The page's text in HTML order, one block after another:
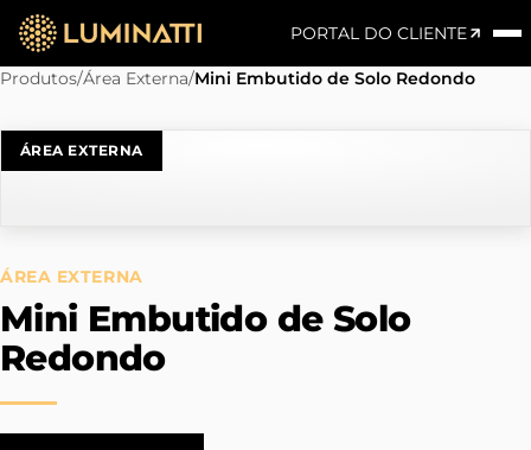
PORTAL DO CLIENTE
Produtos/Área Externa/Mini Embutido de Solo Redondo
ÁREA EXTERNA
ÁREA EXTERNA
Mini Embutido de Solo
Redondo